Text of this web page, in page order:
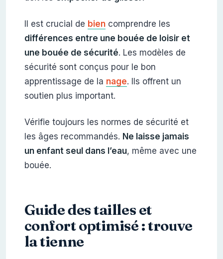
Il est crucial de biencomprendre les
différences entre une bouée de loisir et
une bouée de sécurité. Les modèles de
sécurité sont conçus pour le bon
apprentissage de la nage. Ils offrent un
soutien plus important.
Vérifie toujours les normes de sécurité et
les âges recommandés. Ne laisse jamais
un enfant seul dans l’eau, même avec une
bouée.
Guide des tailles et
confort optimisé : trouve
la tienne